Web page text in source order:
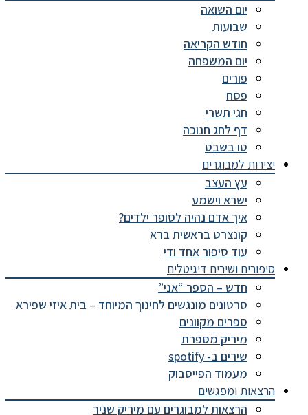
יום השואה
שבועות
חודש הקריאה
יום המשפחה
פורים
פסח
חגי תשרי
דף לחג חנוכה
טו בשבט
יצירות למבוגרים
עץ העצב
ישרא וישמע
איך אדם נהיה לסופר ילדים?
קונצרט בראשית ברא
עוד סיפור אחד ודי
סיפורים ושירים דיגיטלים
חדש – הספר “אני”
סרטונים מונגשים לחינוך המיוחד – בית איזי שפירא
ספרים מקוונים
מיריק מספרת
שירים ב- spotify
מעמוד הפייסבוק
הרצאות ומפגשים
הרצאות למבוגרים עם מיריק שניר